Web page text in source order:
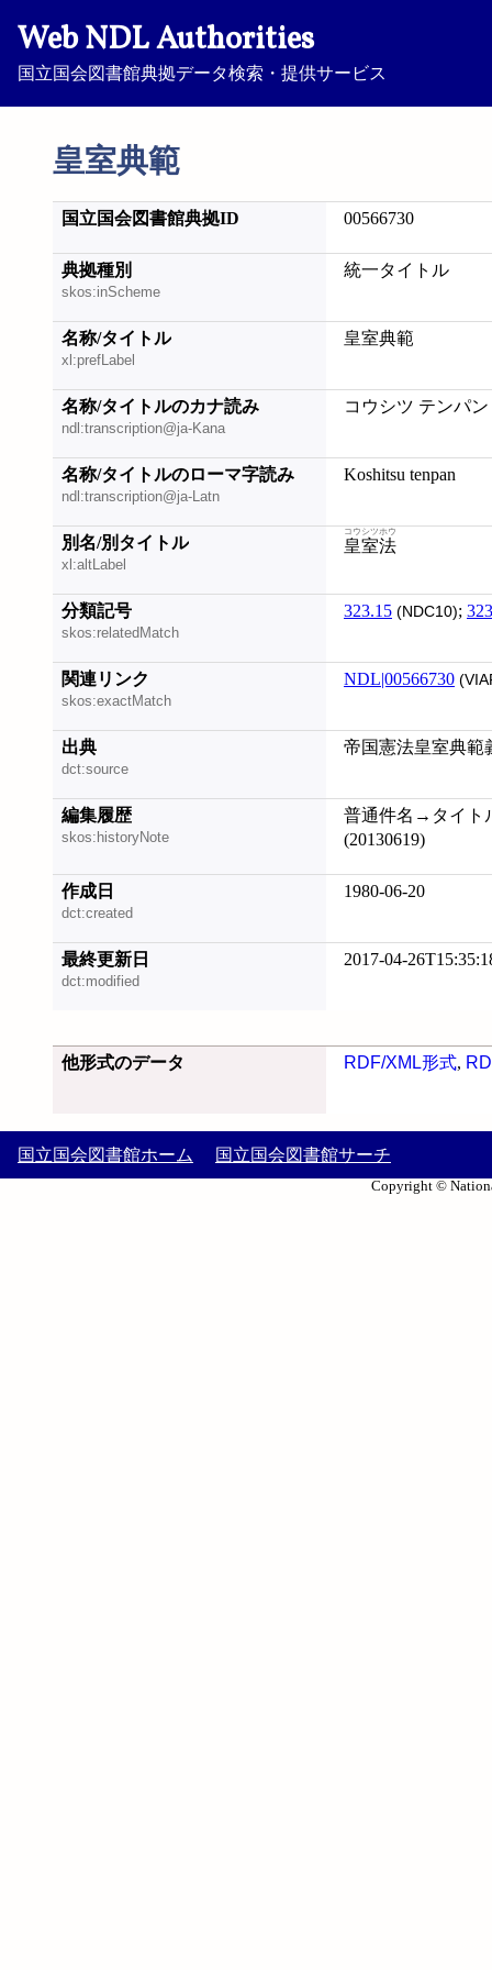
Web NDL Authorities
国立国会図書館典拠データ検索・提供サービス
皇室典範
国立国会図書館典拠ID 00566730
典拠種別
skos:inScheme
統一タイトル
名称/タイトル
xl:prefLabel
皇室典範
名称/タイトルのカナ読み
ndl:transcription@ja-Kana
コウシツ テンパン
名称/タイトルのローマ字読み
ndl:transcription@ja-Latn
Koshitsu tenpan
別名/別タイトル
xl:altLabel
皇室法
コウシツホウ
分類記号
skos:relatedMatch
323.15 (NDC10);
関連リンク
skos:exactMatch
NDL|00566730
出典
dct:source
帝国憲法皇室典範
編集履歴
skos:historyNote
普通件名→タイト
(20130619)
作成日
dct:created
1980-06-20
最終更新日
dct:modified
2017-04-
他形式のデータ RDF/XML形式,
国立国会図書館ホーム 国立国会図書館サーチ
Copyright ©